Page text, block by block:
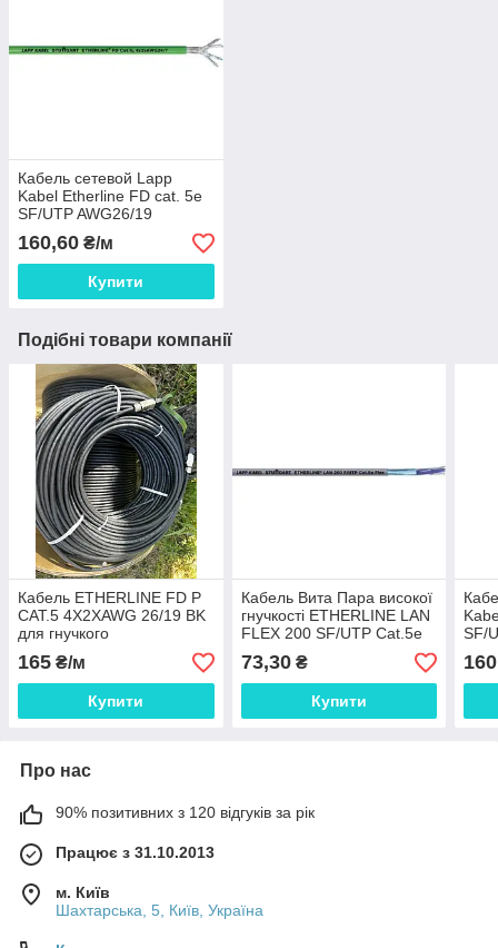
Кабель сетевой Lapp
Kabel Etherline FD cat. 5e
SF/UTP AWG26/19
(2170489) для оборонної
промисловості
160,60 ₴/м
Купити
Подібні товари компанії
Кабель ETHERLINE FD P
CAT.5 4X2XAWG 26/19 BK
для гнучкого
застосуванняCE217489!
165 ₴/м
Купити
Кабель Вита Пара високої
гнучкості ETHERLINE LAN
FLEX 200 SF/UTP Cat.5e
безагалогеновый
73,30₴
Купити
SF/
Про нас
90% позитивних з 120 відгуків за рік
Працює з 31.10.2013
м. Київ
Шахтарська, 5, Київ, Україна